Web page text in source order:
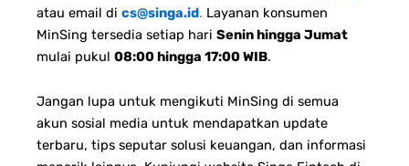
atau email di cs@singa.id. Layanan konsumen
MinSing tersedia setiap hari Senin hingga Jumat
mulai pukul 08:00 hingga 17:00 WIB.
Jangan lupa untuk mengikuti MinSing di semua
akun sosial media untuk mendapatkan update
terbaru, tips seputar solusi keuangan, dan informasi